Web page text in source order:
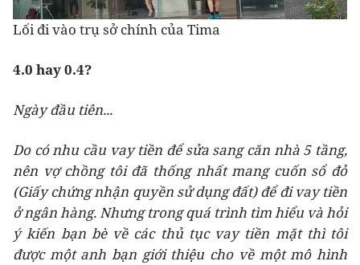
Lối đi vào trụ sở chính của Tima
4.0 hay 0.4?
Ngày đầu tiên...
Do có nhu cầu vay tiền để sửa sang căn nhà 5 tầng,
nên vợ chồng tôi đã thống nhất mang cuốn sổ đỏ
(Giấy chứng nhận quyền sử dụng đất) để đi vay tiền
ở ngân hàng. Nhưng trong quá trình tìm hiểu và hỏi
ý kiến bạn bè về các thủ tục vay tiền mặt thì tôi
được một anh bạn giới thiệu cho về một mô hình